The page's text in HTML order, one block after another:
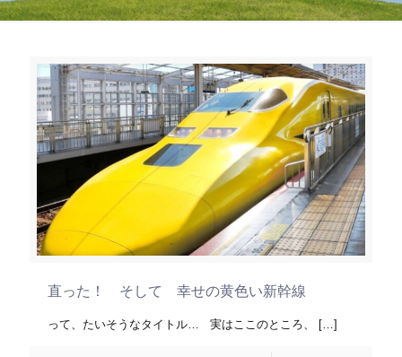
直った！ そして 幸せの黄色い新幹線
って、たいそうなタイトル… 実はここのところ、 […]